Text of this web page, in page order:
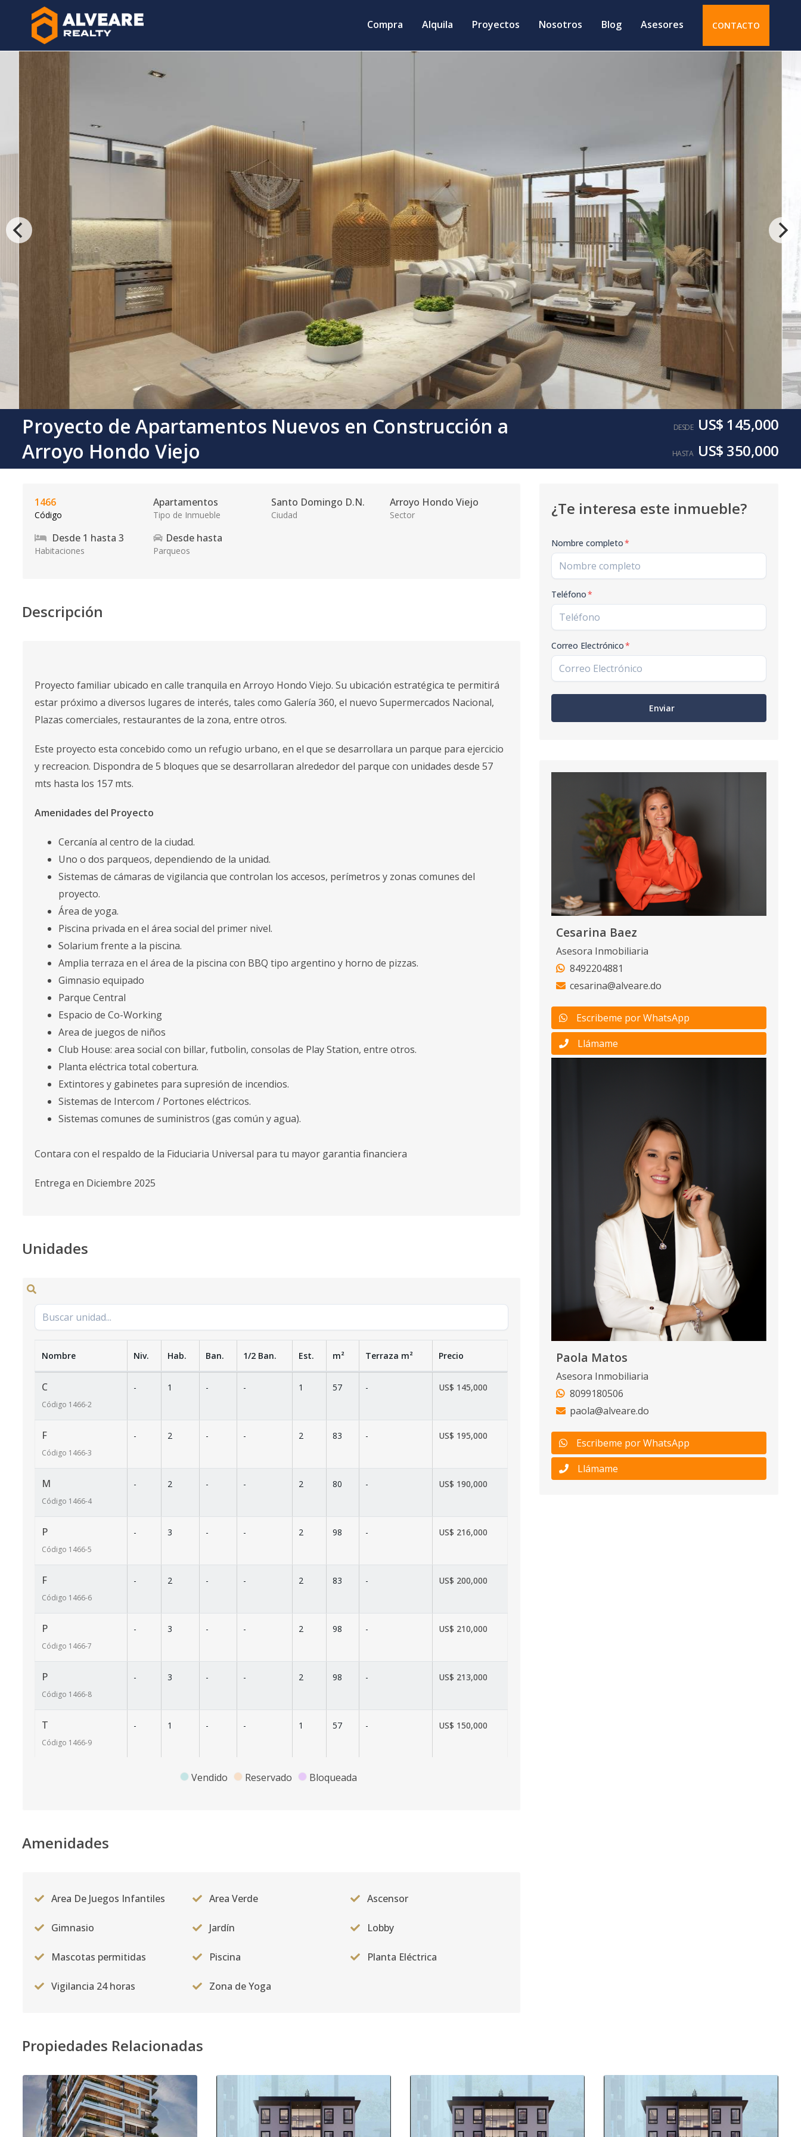
Compra Alquila Proyectos Nosotros Blog Asesores CONTACTO
Proyecto de Apartamentos Nuevos en Construcción a
Arroyo Hondo Viejo
DESDE US$ 145,000
HASTA US$ 350,000
1466
Código
Apartamentos
Tipo de Inmueble
Santo Domingo D.N.
Ciudad
Arroyo Hondo Viejo
Sector
Desde 1 hasta 3
Habitaciones
Desde hasta
Parqueos
Descripción
Proyecto familiar ubicado en calle tranquila en Arroyo Hondo Viejo. Su ubicación estratégica te permitirá
estar próximo a diversos lugares de interés, tales como Galería 360, el nuevo Supermercados Nacional,
Plazas comerciales, restaurantes de la zona, entre otros.
Este proyecto esta concebido como un refugio urbano, en el que se desarrollara un parque para ejercicio
y recreacion. Dispondra de 5 bloques que se desarrollaran alrededor del parque con unidades desde 57
mts hasta los 157 mts.
Amenidades del Proyecto
Cercanía al centro de la ciudad.
Uno o dos parqueos, dependiendo de la unidad.
Sistemas de cámaras de vigilancia que controlan los accesos, perímetros y zonas comunes del
proyecto.
Área de yoga.
Piscina privada en el área social del primer nivel.
Solarium frente a la piscina.
Amplia terraza en el área de la piscina con BBQ tipo argentino y horno de pizzas.
Gimnasio equipado
Parque Central
Espacio de Co-Working
Area de juegos de niños
Club House: area social con billar, futbolin, consolas de Play Station, entre otros.
Planta eléctrica total cobertura.
Extintores y gabinetes para supresión de incendios.
Sistemas de Intercom / Portones eléctricos.
Sistemas comunes de suministros (gas común y agua).
Contara con el respaldo de la Fiduciaria Universal para tu mayor garantia financiera
Entrega en Diciembre 2025
Unidades
Nombre Niv. Hab. Ban. 1/2 Ban. Est. m² Terraza m² Precio
C
Código 1466-2
- 1 - - 1 57 - US$ 145,000
F
Código 1466-3
- 2 - - 2 83 - US$ 195,000
M
Código 1466-4
- 2 - - 2 80 - US$ 190,000
P
Código 1466-5
- 3 - - 2 98 - US$ 216,000
F
Código 1466-6
- 2 - - 2 83 - US$ 200,000
P
Código 1466-7
- 3 - - 2 98 - US$ 210,000
P
Código 1466-8
- 3 - - 2 98 - US$ 213,000
T
Código 1466-9
- 1 - - 1 57 - US$ 150,000
- - 2 169
Código 1466 -11
Código1466-14
Código1466-16
PH-P
Código1466-17
604 2 134 US$ 300,000
Vendido Reservado Bloqueada
Amenidades
Area De Juegos Infantiles Area Verde Ascensor
Gimnasio Jardín Lobby
Mascotas permitidas Piscina Planta Eléctrica
Vigilancia 24 horas Zona de Yoga
¿Te interesa este inmueble?
Nombre completo*
Teléfono*
Correo Electrónico*
Enviar
Cesarina Baez
Asesora Inmobiliaria
8492204881
cesarina@alveare.do
Escribeme por WhatsApp
Llámame
Paola Matos
Asesora Inmobiliaria
8099180506
paola@alveare.do
Escribeme por WhatsApp
Llámame
Propiedades Relacionadas